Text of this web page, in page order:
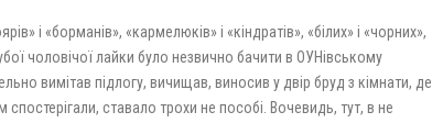
і «борманів», «кармелюків» і «кіндратів», «білих» і «чорних»,
чоловічої лайки було незвично бачити в ОУНівському
вимітав підлогу, вичищав, виносив у двір бруд з кімнати, де
ставало трохи не пособі. Вочевидь, тут, в не